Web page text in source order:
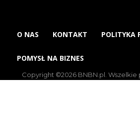
O NAS KONTAKT POLITYKA
POMYSŁ NA BIZNES
Copyright ©2026 BNBN.pl. Wszelkie